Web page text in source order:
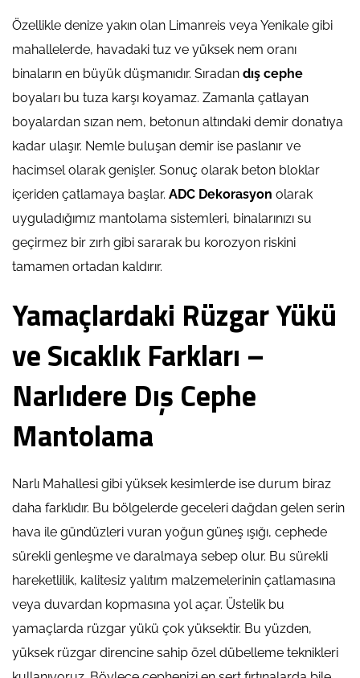
Özellikle denize yakın olan Limanreis veya Yenikale gibi
mahallelerde, havadaki tuz ve yüksek nem oranı
binaların en büyük düşmanıdır. Sıradan dış cephe
boyaları bu tuza karşı koyamaz. Zamanla çatlayan
boyalardan sızan nem, betonun altındaki demir donatıya
kadar ulaşır. Nemle buluşan demir ise paslanır ve
hacimsel olarak genişler. Sonuç olarak beton bloklar
içeriden çatlamaya başlar. ADC Dekorasyon olarak
uyguladığımız mantolama sistemleri, binalarınızı su
geçirmez bir zırh gibi sararak bu korozyon riskini
tamamen ortadan kaldırır.
Yamaçlardaki Rüzgar Yükü
ve Sıcaklık Farkları –
Narlıdere Dış Cephe
Mantolama
Narlı Mahallesi gibi yüksek kesimlerde ise durum biraz
daha farklıdır. Bu bölgelerde geceleri dağdan gelen serin
hava ile gündüzleri vuran yoğun güneş ışığı, cephede
sürekli genleşme ve daralmaya sebep olur. Bu sürekli
hareketlilik, kalitesiz yalıtım malzemelerinin çatlamasına
veya duvardan kopmasına yol açar. Üstelik bu
yamaçlarda rüzgar yükü çok yüksektir. Bu yüzden,
yüksek rüzgar direncine sahip özel dübelleme teknikleri